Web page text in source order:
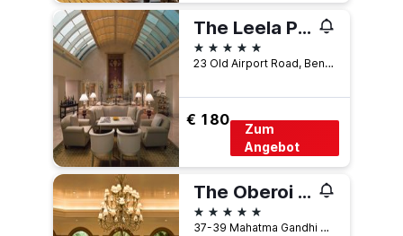
The Leela Palace Bengaluru
5 Sterne
23 Old Airport Road, Bengaluru, Indien
€ 180
Zum
Angebot
The Oberoi Bengaluru
5 Sterne
37-39 Mahatma Gandhi Road, Bengaluru, Indien